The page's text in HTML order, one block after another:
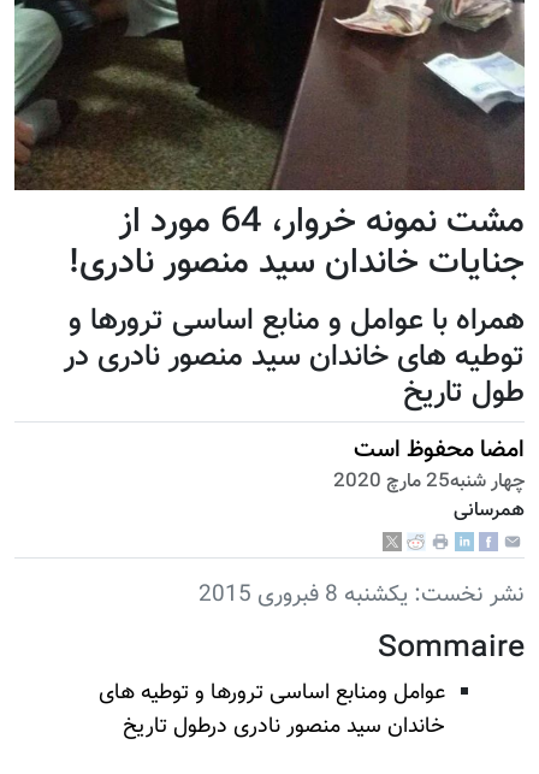
مشت نمونه خروار، 64 مورد از
جنایات خاندان سید منصور نادری!
همراه با عوامل و منابع اساسی ترورها و
توطیه های خاندان سید منصور نادری در
طول تاریخ
امضا محفوظ است
چهار شنبه25 مارچ 2020
همرسانی
نشر نخست: يكشنبه 8 فبروری 2015
Sommaire
عوامل ومنابع اساسی ترورها و توطیه های
خاندان سید منصور نادری درطول تاریخ